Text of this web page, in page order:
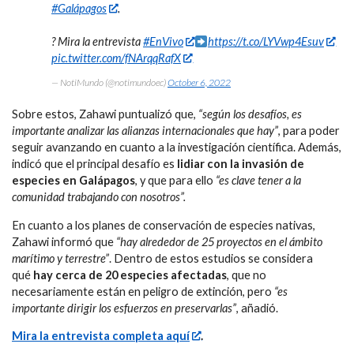
#Galápagos
.
? Mira la entrevista#EnVivo
https://t.co/LYVwp4Esuv
pic.twitter.com/fNArqqRafX
— NotiMundo (@notimundoec)October 6, 2022
Sobre estos, Zahawi puntualizó que, “según los desafíos, es
importante analizar las alianzas internacionales que hay”, para poder
seguir avanzando en cuanto a la investigación científica. Además,
indicó que el principal desafío es lidiar con la invasión de
especies en Galápagos, y que para ello “es clave tener a la
comunidad trabajando con nosotros”.
En cuanto a los planes de conservación de especies nativas,
Zahawi informó que “hay alrededor de 25 proyectos en el ámbito
marítimo y terrestre”. Dentro de estos estudios se considera
qué hay cerca de 20 especies afectadas, que no
necesariamente están en peligro de extinción, pero “es
importante dirigir los esfuerzos en preservarlas”, añadió.
Mira la entrevista completa aquí .